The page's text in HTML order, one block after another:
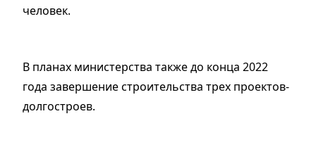
человек.
В планах министерства также до конца 2022
года завершение строительства трех проектов-
долгостроев.